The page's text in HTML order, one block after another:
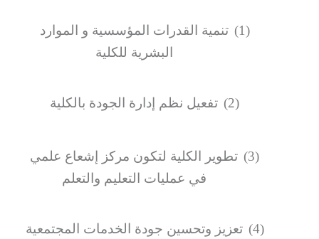
(1)
تنمية القدرات المؤسسية و الموارد
البشرية للكلية
(2) تفعيل نظم إدارة الجودة بالكلية
(3)
تطوير الكلية لتكون مركز إشعاع علمي
في عمليات التعليم والتعلم
(4)
تعزيز وتحسين جودة الخدمات المجتمعية